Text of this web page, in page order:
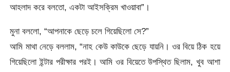
আহলাদ করে বলতো, একটা আইসক্রিম খাওয়াবা”।
মুনা বললো, “আপনাকে ছেড়ে চলে গিয়েছিলো সে?”
আমি মাথা নেড়ে বললাম, “নাহ কেউ কাউকে ছেড়ে যায়নি। ওর বিয়ে ঠিক হয়ে
গিয়েছিলো ইন্টার পরীক্ষার পরই। আমি ওর বিয়েতে উপস্থিত ছিলাম, খুব আশা